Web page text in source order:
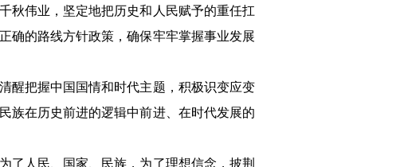
伟业，坚定地把历史和人民赋予的重任扛
确的路线方针政策，确保牢牢掌握事业发展
把握中国国情和时代主题，积极识变应变
族在历史前进的逻辑中前进、在时代发展的
人民、国家、民族，为了理想信念，披荆